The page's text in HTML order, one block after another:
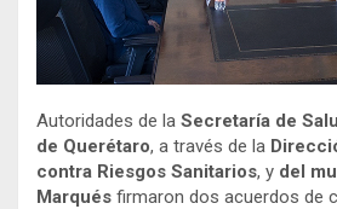
Autoridades de la Secretaría de
de Querétaro, a través de la
contra Riesgos Sanitarios, y del
Marqués firmaron dos acuerdos de